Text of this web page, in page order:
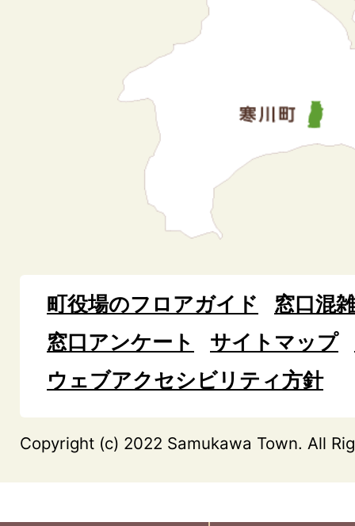
町役場のフロアガイド
窓口混
窓口アンケート
サイトマップ
ウェブアクセシビリティ方針
Copyright (c) 2022 Samukawa Town. All